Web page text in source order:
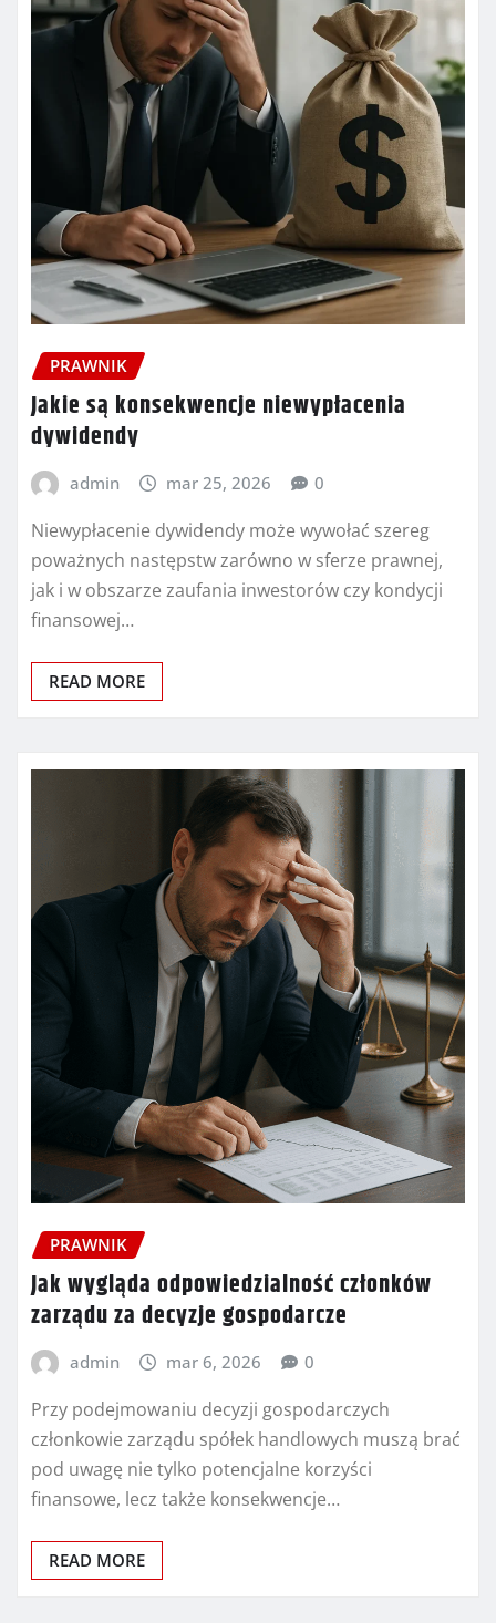
PRAWNIK
Jakie są konsekwencje niewypłacenia
dywidendy
admin mar 25, 2026 0
Niewypłacenie dywidendy może wywołać szereg
poważnych następstw zarówno w sferze prawnej,
jak i w obszarze zaufania inwestorów czy kondycji
finansowej…
READ MORE
PRAWNIK
Jak wygląda odpowiedzialność członków
zarządu za decyzje gospodarcze
admin mar 6, 2026 0
Przy podejmowaniu decyzji gospodarczych
członkowie zarządu spółek handlowych muszą brać
pod uwagę nie tylko potencjalne korzyści
finansowe, lecz także konsekwencje…
READ MORE